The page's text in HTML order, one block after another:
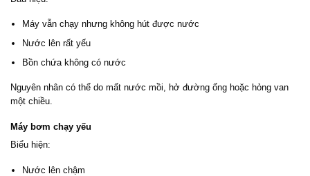
Máy vẫn chạy nhưng không hút được nước
Nước lên rất yếu
Bồn chứa không có nước
Nguyên nhân có thể do mất nước mồi, hở đường ống hoặc hỏng van
một chiều.
Máy bơm chạy yếu
Biểu hiện:
Nước lên chậm